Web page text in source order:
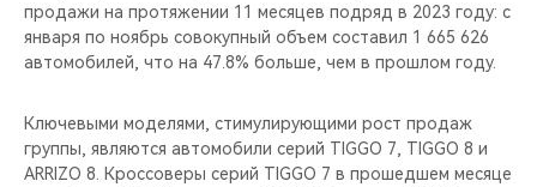
продажи на протяжении 11 месяцев подряд в 2023 году: с
января по ноябрь совокупный объем составил 1 665 626
автомобилей, что на 47.8% больше, чем в прошлом году.
Ключевыми моделями, стимулирующими рост продаж
группы, являются автомобили серий TIGGO 7, TIGGO 8 и
ARRIZO 8. Кроссоверы серий TIGGO 7 в прошедшем месяце